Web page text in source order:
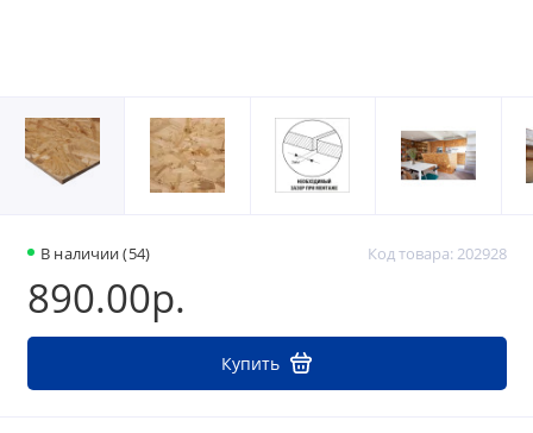
В наличии (54) Код товара: 202928
890.00р.
Купить